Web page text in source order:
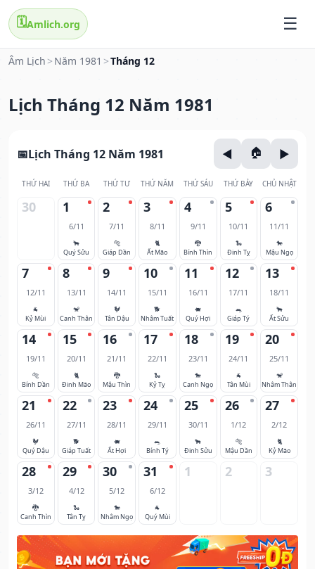
🗓️Amlich.org
Âm Lịch > Năm 1981 >Tháng 12
Lịch Tháng 12 Năm 1981
Lịch Tháng 12 Năm 1981
THỨ HAI THỨ BA THỨ TƯ THỨ NĂM THỨ SÁU THỨ BẢY CHỦ NHẬT
30 1
6/11
🐂
Quý Sửu
2
7/11
🐅
Giáp Dần
3
8/11
🐈
Ất Mão
4
9/11
🐉
Bính Thìn
5
10/11
🐍
Đinh Tỵ
6
11/11
🐎
Mậu Ngọ
7
12/11
🐐
Kỷ Mùi
8
13/11
🐒
Canh Thân
9
14/11
🐓
Tân Dậu
10
15/11
🐕
Nhâm Tuất
11
16/11
🐖
Quý Hợi
12
17/11
🐀
Giáp Tý
13
18/11
🐂
Ất Sửu
14
19/11
🐅
Bính Dần
15
20/11
🐈
Đinh Mão
16
21/11
🐉
Mậu Thìn
17
22/11
🐍
Kỷ Tỵ
18
23/11
🐎
Canh Ngọ
19
24/11
🐐
Tân Mùi
20
25/11
🐒
Nhâm Thân
21
26/11
🐓
Quý Dậu
22
27/11
🐕
Giáp Tuất
23
28/11
🐖
Ất Hợi
24
29/11
🐀
Bính Tý
25
30/11
🐂
Đinh Sửu
26
1/12
🐅
Mậu Dần
27
2/12
🐈
Kỷ Mão
28
3/12
🐉
Canh Thìn
29
4/12
🐍
Tân Tỵ
30
5/12
🐎
Nhâm Ngọ
31
6/12
🐐
Quý Mùi
1 2 3